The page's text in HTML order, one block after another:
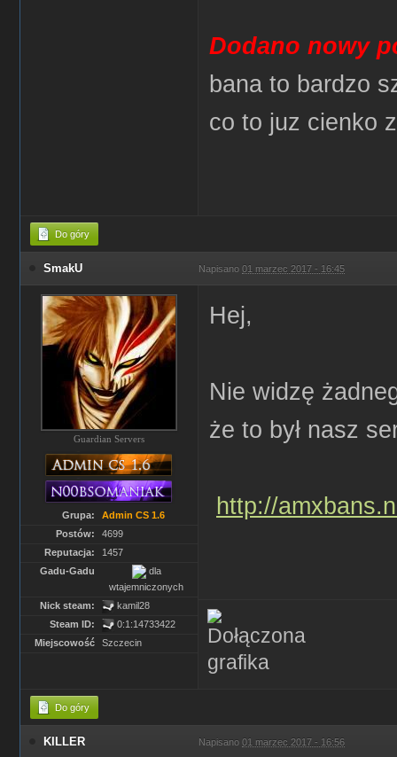
Dodano nowy
bana to bardzo
co to juz cienko
Do góry
SmakU Napisano 01 marzec 2017 - 16:45
Guardian Servers
Grupa:
Admin CS 1.6
Postów:
4699
Reputacja:
1457
Gadu-Gadu
dla
wtajemniczonych
Nick steam:
kamil28
Steam ID:
0:1:14733422
Miejscowość
Szczecin
Hej,
Nie widzę
że to był nasz
http://
Do góry
KILLER Napisano 01 marzec 2017 - 16:56